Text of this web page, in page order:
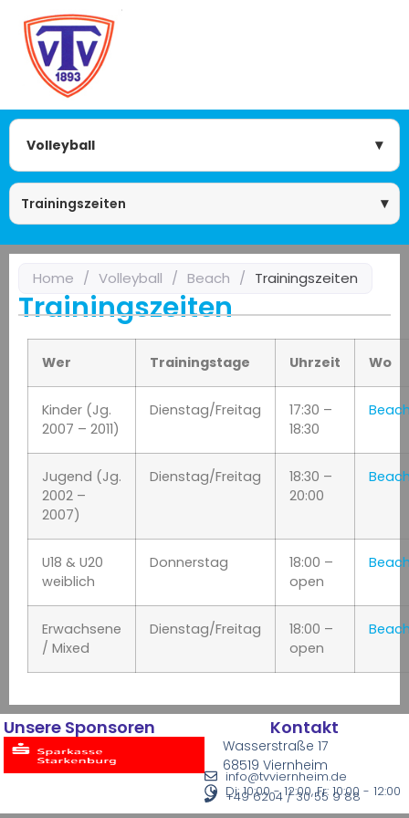
Volleyball
Trainingszeiten
Home / Volleyball / Beach / Trainingszeiten
Trainingszeiten
Wer Trainingstage Uhrzeit Wo
Kinder (Jg.
2007 – 2011)
Dienstag/Freitag
17:30 –
18:30
Jugend (Jg.
2002 –
2007)
Dienstag/Freitag
18:30 –
20:00
U18 & U20
weiblich
Donnerstag
18:00 –
open
Erwachsene
/ Mixed
Dienstag/Freitag
18:00 –
open
Unsere Sponsoren Kontakt
Wasserstraße 17
68519 Viernheim
info@tvviernheim.de
+49 6204 / 30 55 9 88
Di: 10:00 - 12:00, Fr: 10:00 - 12:00
Modus
Modus
Modus